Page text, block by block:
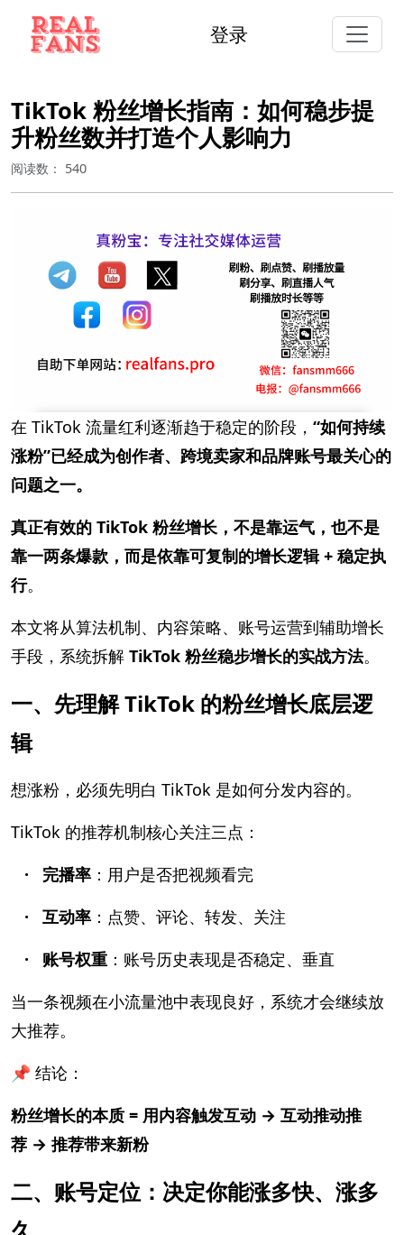
登录
TikTok 粉丝增长指南：如何稳步提
升粉丝数并打造个人影响力
阅读数： 540
在 TikTok 流量红利逐渐趋于稳定的阶段， “如何持续
涨粉”已经成为创作者、跨境卖家和品牌账号最关心的
问题之一。
真正有效的 TikTok 粉丝增长，不是靠运气，也不是
靠一两条爆款，而是依靠可复制的增长逻辑 + 稳定执
行。
本文将从算法机制、内容策略、账号运营到辅助增长
手段，系统拆解 TikTok 粉丝稳步增长的实战方法。
一、先理解 TikTok 的粉丝增长底层逻
辑
想涨粉，必须先明白 TikTok 是如何分发内容的。
TikTok 的推荐机制核心关注三点：
· 完播率 ：用户是否把视频看完
· 互动率 ：点赞、评论、转发、关注
· 账号权重 ：账号历史表现是否稳定、垂直
当一条视频在小流量池中表现良好，系统才会继续放
大推荐。
📌 结论：
粉丝增长的本质 = 用内容触发互动 → 互动推动推
荐 → 推荐带来新粉
二、账号定位：决定你能涨多快、涨多